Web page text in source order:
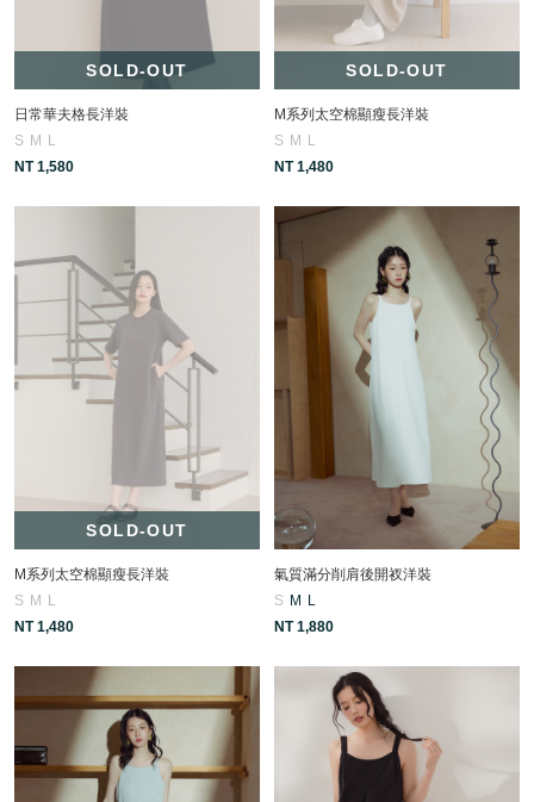
SOLD-OUT
日常華夫格長洋裝
S M L
NT 1,580
SOLD-OUT
M系列太空棉顯瘦長洋裝
S M L
NT 1,480
SOLD-OUT
M系列太空棉顯瘦長洋裝
S M
L
NT 1,480
氣質滿分削肩後開衩洋裝
S M
L
NT 1,880